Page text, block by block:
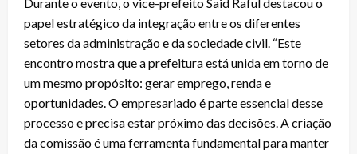
papel estratégico da integração entre os diferentes
setores da administração e da sociedade civil. “Este
encontro mostra que a prefeitura está unida em torno de
um mesmo propósito: gerar emprego, renda e
oportunidades. O empresariado é parte essencial desse
processo e precisa estar próximo das decisões. A criação
da comissão é uma ferramenta fundamental para manter